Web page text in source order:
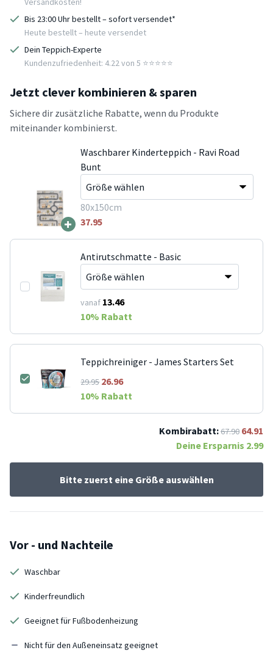
Bis 23:00 Uhr bestellt – sofort versendet*
Heute bestellt – heute versendet
Dein Teppich-Experte
Kundenzufriedenheit: 4.22 von 5 ⭐️⭐️⭐️⭐️⭐️
Jetzt clever kombinieren & sparen
Sichere dir zusätzliche Rabatte, wenn du Produkte
miteinander kombinierst.
+
Waschbarer Kinderteppich - Ravi Road
Bunt
80x150cm
37.95
Antirutschmatte - Basic
vanaf 13.46
10% Rabatt
Teppichreiniger - James Starters Set
29.9526.96
10% Rabatt
Kombirabatt:67.90 64.91
Deine Ersparnis 2.99
Bitte zuerst eine Größe auswählen
Vor - und Nachteile
Waschbar
Kinderfreundlich
Geeignet für Fußbodenheizung
Nicht für den Außeneinsatz geeignet